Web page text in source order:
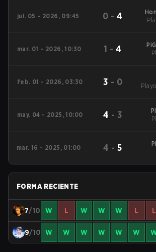
jul. 05 - 2026, 09:45 0 -4
mar. 01 - 2026, 10:30 1 -4
feb. 01 - 2026, 03:30 3 - 0
may. 04 - 2025, 10:00 4 - 3
mar. 16 - 2025, 01:00 4 -5
FORMA RECIENTE
7/10 W L W W W L L
9/10 W W W W W W